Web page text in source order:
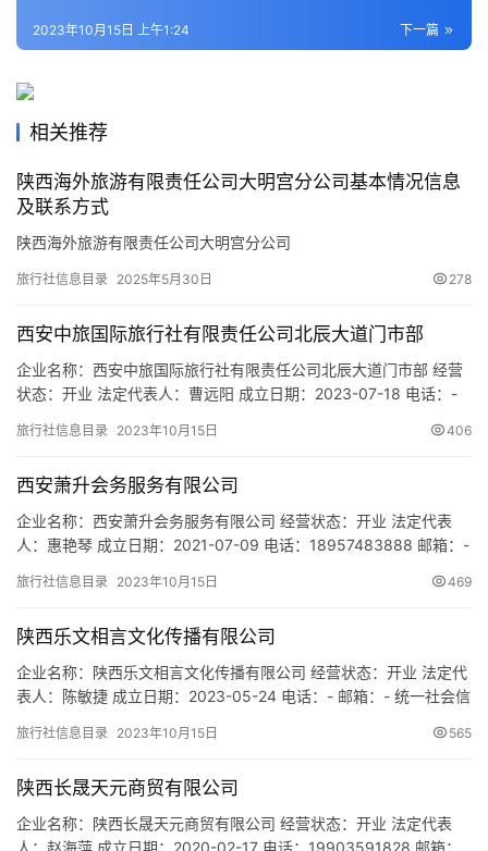
游
城
下一篇
2023年10月15日 上午1:24
相关推荐
陕西海外旅游有限责任公司大明宫分公司基本情况信息
及联系方式
陕西海外旅游有限责任公司大明宫分公司
旅行社信息目录 2025年5月30日 278
西安中旅国际旅行社有限责任公司北辰大道门市部
企业名称：西安中旅国际旅行社有限责任公司北辰大道门市部 经营
状态：开业 法定代表人：曹远阳 成立日期：2023-07-18 电话：-
陕西省西安市浐灞生态区北辰大道与浐灞二路十字润家宜鲜超市第
咨询服务。（除依法须经批准…
旅行社信息目录 2023年10月15日 406
西安萧升会务服务有限公司
企业名称：西安萧升会务服务有限公司 经营状态：开业 法定代表
人：惠艳琴 成立日期：2021-07-09 电话：18957483888 邮箱：-
安市曲江新区慈恩东路99号瑞麟君府花园5幢1单元1F103室商铺 网
动；体育竞赛…
旅行社信息目录 2023年10月15日 469
陕西乐文相言文化传播有限公司
企业名称：陕西乐文相言文化传播有限公司 经营状态：开业 法定代
表人：陈敏捷 成立日期：2023-05-24 电话：- 邮箱：- 统一社会信
新城三桥新街1076号1幢22306室 网址：- 经营范围：一般项目：
艺创作；组织体育表演…
旅行社信息目录 2023年10月15日 565
陕西长晟天元商贸有限公司
企业名称：陕西长晟天元商贸有限公司 经营状态：开业 法定代表
人：赵海萍 成立日期：2020-02-17 电话：19903591828 邮箱：